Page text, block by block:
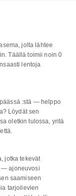
jolta lähtee
Täällä toimii noin 0
lentoja
:stä — helppo
Löydät sen
oletkin tulossa, yritä
jotka tekevät
— ajoneuvosi
saamiseen
tarjoilevien